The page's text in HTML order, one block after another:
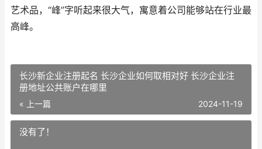
艺术品，“峰”字听起来很大气，寓意着公司能够站在行业最
高峰。
长沙新企业注册起名 长沙企业如何取相对好 长沙企业注
册地址公共账户在哪里
« 上一篇 2024-11-19
没有了！